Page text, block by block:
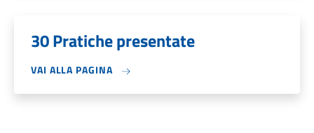
30 Pratiche presentate
VAI ALLA PAGINA